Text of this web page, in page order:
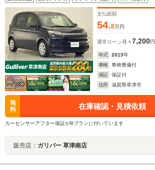
ト/純正アルミホイール
支払総額
54.8万円
通常ローン 月々7,200円
年式 2015年
車検
車検整備付
保証
保証付
住所
滋賀県草津市
無
料
在庫確認・見積依頼
カーセンサーアフター保証がBプランに付いています
販売店： ガリバー 草津南店